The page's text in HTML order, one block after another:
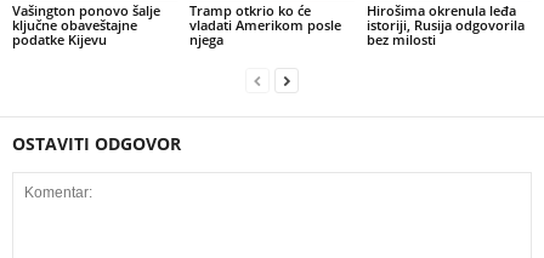
Vašington ponovo šalje
ključne obaveštajne
podatke Kijevu
Tramp otkrio ko će
vladati Amerikom posle
njega
Hirošima okrenula leđa
istoriji, Rusija odgovorila
bez milosti
OSTAVITI ODGOVOR